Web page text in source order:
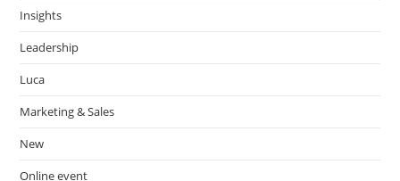
Insights
Leadership
Luca
Marketing & Sales
New
Online event